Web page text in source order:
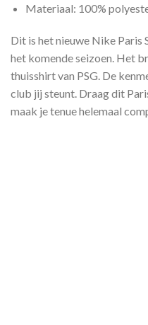
Materiaal: 100%
Dit is het nieuwe Nike
het komende seizoen. Het
thuisshirt van PSG. De
club jij steunt. Draag dit
maak je tenue helemaal